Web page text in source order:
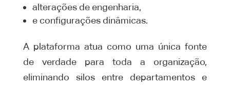
alterações de engenharia,
e configurações dinâmicas.
A plataforma atua como uma única fonte
de verdade para toda a organização,
eliminando silos entre departamentos e